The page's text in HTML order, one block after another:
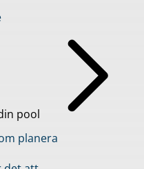
pool
planera